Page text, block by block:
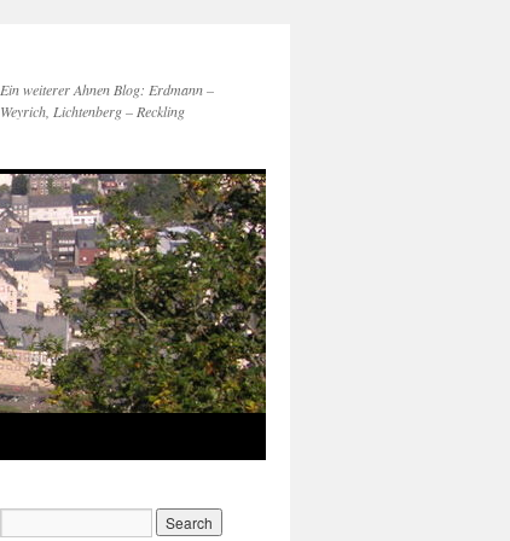
Ein weiterer Ahnen Blog: Erdmann –
Weyrich, Lichtenberg – Reckling